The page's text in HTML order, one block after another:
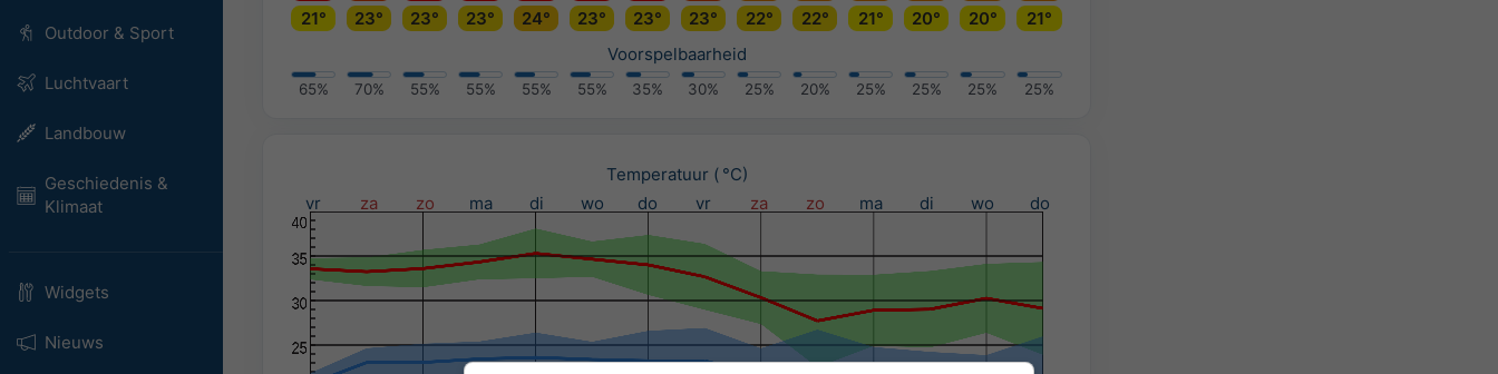
Outdoor & Sport
Luchtvaart
Landbouw
Geschiedenis &
Klimaat
Widgets
Nieuws
21°
23° 23° 23° 24° 23° 23° 23° 22° 22° 21° 20° 20°
21°
Voorspelbaarheid
65% 70% 55% 55% 55% 55% 35% 30% 25% 20% 25% 25% 25% 25%
Temperatuur ( °C)
vr
za zo ma di wo do vr za zo ma di wo do